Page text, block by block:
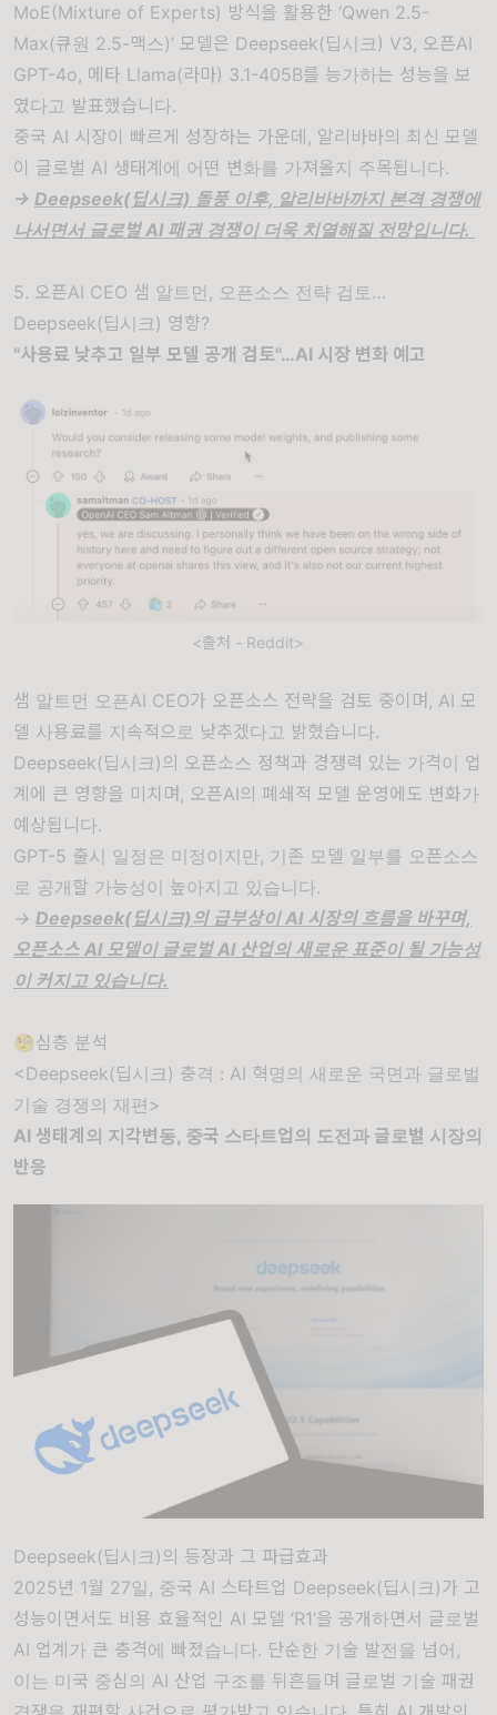
MoE(Mixture of Experts) 방식을 활용한 ‘Qwen 2.5-
Max(큐원 2.5-맥스)’ 모델은 Deepseek(딥시크) V3, 오픈AI
GPT-4o, 메타 Llama(라마) 3.1-405B를 능가하는 성능을 보
였다고 발표했습니다.
중국 AI 시장이 빠르게 성장하는 가운데, 알리바바의 최신 모델
이 글로벌 AI 생태계에 어떤 변화를 가져올지 주목됩니다.
-> Deepseek(딥시크) 돌풍 이후, 알리바바까지 본격 경쟁에
나서면서 글로벌 AI 패권 경쟁이 더욱 치열해질 전망입니다.
5. 오픈AI CEO 샘 알트먼, 오픈소스 전략 검토…
Deepseek(딥시크) 영향?
"사용료 낮추고 일부 모델 공개 검토"…AI 시장 변화 예고
<출처 - Reddit>
샘 알트먼 오픈AI CEO가 오픈소스 전략을 검토 중이며, AI 모
델 사용료를 지속적으로 낮추겠다고 밝혔습니다.
Deepseek(딥시크)의 오픈소스 정책과 경쟁력 있는 가격이 업
계에 큰 영향을 미치며, 오픈AI의 폐쇄적 모델 운영에도 변화가
예상됩니다.
GPT-5 출시 일정은 미정이지만, 기존 모델 일부를 오픈소스
로 공개할 가능성이 높아지고 있습니다.
-> Deepseek(딥시크)의 급부상이 AI 시장의 흐름을 바꾸며,
오픈소스 AI 모델이 글로벌 AI 산업의 새로운 표준이 될 가능성
이 커지고 있습니다.
🧐심층 분석
<Deepseek(딥시크) 충격 : AI 혁명의 새로운 국면과 글로벌
기술 경쟁의 재편>
AI 생태계의 지각변동, 중국 스타트업의 도전과 글로벌 시장의
반응
Deepseek(딥시크)의 등장과 그 파급효과
2025년 1월 27일, 중국 AI 스타트업 Deepseek(딥시크)가 고
성능이면서도 비용 효율적인 AI 모델 ‘R1’을 공개하면서 글로벌
AI 업계가 큰 충격에 빠졌습니다. 단순한 기술 발전을 넘어,
이는 미국 중심의 AI 산업 구조를 뒤흔들며 글로벌 기술 패권